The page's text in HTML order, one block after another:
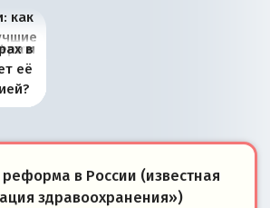
как
к во
и
в
её
в России (известная
здравоохранения»)